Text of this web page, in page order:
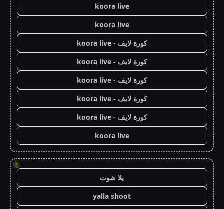
koora live
koora live
كورة لايف - koora live
كورة لايف - koora live
كورة لايف - koora live
كورة لايف - koora live
كورة لايف - koora live
koora live
!
يلا شوت
yalla shoot